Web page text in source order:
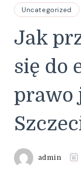
Uncategorized
Jak
się do
prawo
admin